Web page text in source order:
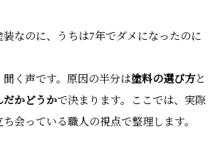
装なのに、うちは7年でダメになったのに
聞く声です。原因の半分は塗料の選び方と
だかどうかで決まります。ここでは、実際
会っている職人の視点で整理します。